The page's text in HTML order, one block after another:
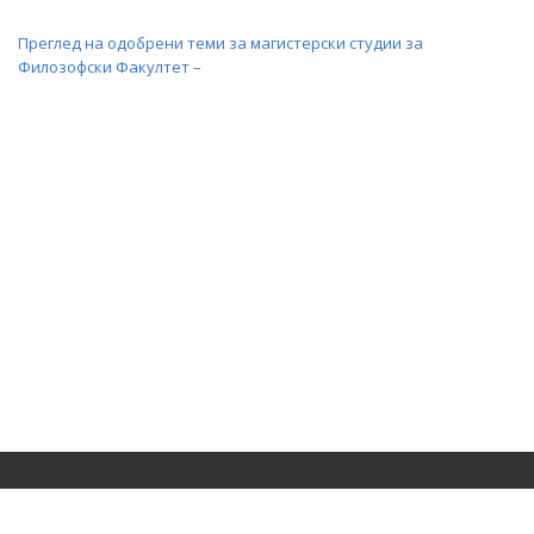
Преглед на одобрени теми за магистерски студии за
Филозофски Факултет –